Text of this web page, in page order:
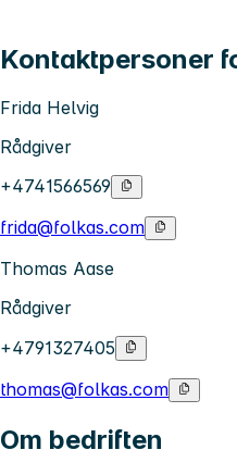
Kontaktpersoner
Frida Helvig
Rådgiver
+4741566569
frida@folkas.com
Thomas Aase
Rådgiver
+4791327405
thomas@folkas.com
Om bedriften